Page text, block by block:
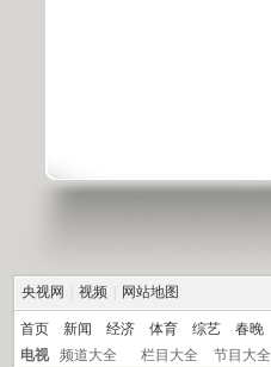
央视网 视频 网站地图
首页 新闻 经济 体育 综艺 春晚
电视
频道大全 栏目大全 节目大全